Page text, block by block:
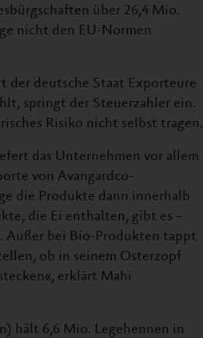
über 26,4 Mio.
nicht den EU-Normen
der deutsche Staat Exporteure
springt der Steuerzahler ein.
Risiko nicht selbst tragen.
das Unternehmen vor allem
von Avangardco-
die Produkte dann innerhalb
die Ei enthalten, gibt es –
Außer bei Bio-Produkten tappt
ob in seinem Osterzopf
erklärt Mahi
hält 6,6 Mio. Legehennen in